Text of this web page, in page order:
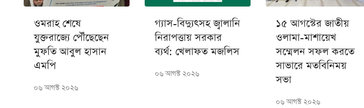
ওমরাহ শেষে
যুক্তরাজ্যে পৌঁছেছেন
মুফতি আবুল হাসান
এমপি
০৬ আগস্ট ২০২৬
গ্যাস-বিদ্যুৎসহ জ্বালানি
নিরাপত্তায় সরকার
ব্যর্থ: খেলাফত মজলিস
০৬ আগস্ট ২০২৬
১৫ আগস্টের জাতীয়
ওলামা-মাশায়েখ
সম্মেলন সফল করতে
সাভারে মতবিনিময়
সভা
০৬ আগস্ট ২০২৬